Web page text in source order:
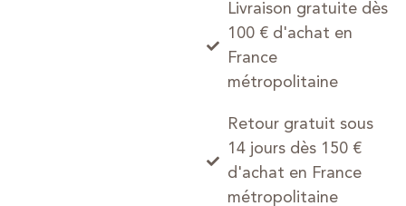
Livraison gratuite dès
100 € d'achat en
France
métropolitaine
Retour gratuit sous
14 jours dès 150 €
d'achat en France
métropolitaine